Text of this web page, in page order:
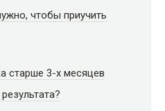
чтобы приучить
старше 3-х месяцев